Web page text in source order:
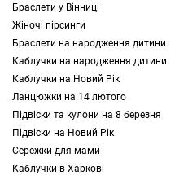
Браслети у Вінниці
Жіночі пірсинги
Браслети на народження дитини
Каблучки на народження дитини
Каблучки на Новий Рік
Ланцюжки на 14 лютого
Підвіски та кулони на 8 березня
Підвіски на Новий Рік
Сережки для мами
Каблучки в Харкові